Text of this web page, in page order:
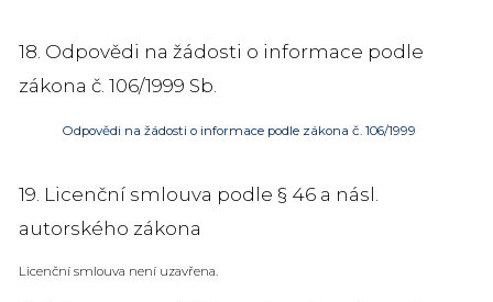
18. Odpovědi na žádosti o informace podle
zákona č. 106/1999 Sb.
Odpovědi na žádosti o informace podle zákona č. 106/1999
19. Licenční smlouva podle § 46 a násl.
autorského zákona
Licenční smlouva není uzavřena.